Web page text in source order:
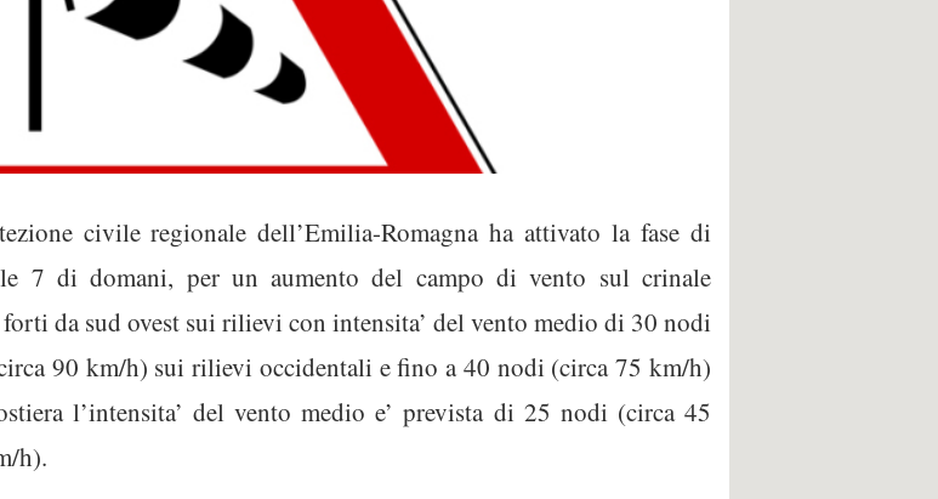
civile regionale dell’Emilia-Romagna ha attivato la fase di
7 di domani, per un aumento del campo di vento sul crinale
da sud ovest sui rilievi con intensita’ del vento medio di 30 nodi
90 km/h) sui rilievi occidentali e fino a 40 nodi (circa 75 km/h)
l’intensita’ del vento medio e’ prevista di 25 nodi (circa 45
h).